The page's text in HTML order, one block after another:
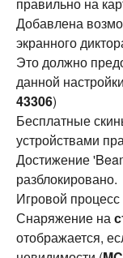
Добавлена
экранного
Это должно
данной
43306)
Бесплатные
устройствами
Достижение
разблокировано.
Игровой процесс
Снаряжение на
отображается,